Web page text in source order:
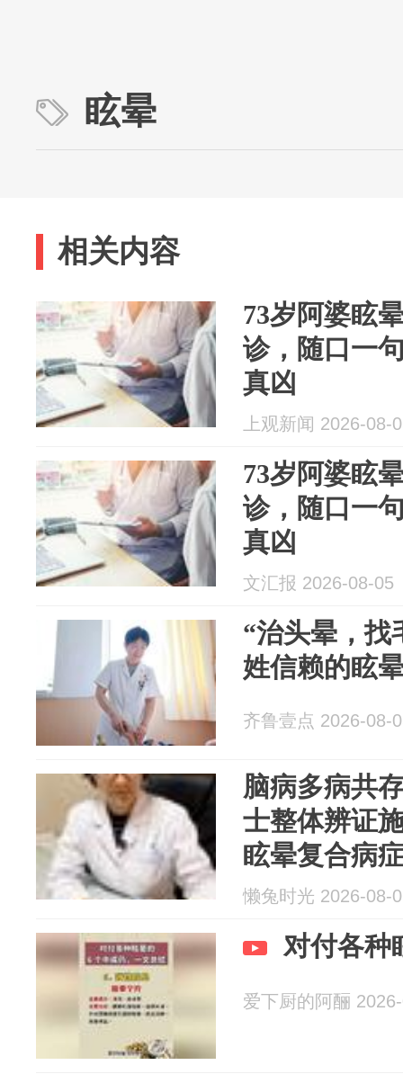
眩晕
相关内容
73岁阿婆眩
诊，随口一
真凶
上观新闻 2026-08-
73岁阿婆眩
诊，随口一
真凶
文汇报 2026-08-05
“治头晕，
姓信赖的眩
齐鲁壹点 2026-08-
脑病多病共
士整体辨证
眩晕复合病
懒兔时光 2026-08-
对付各种
爱下厨的阿酾